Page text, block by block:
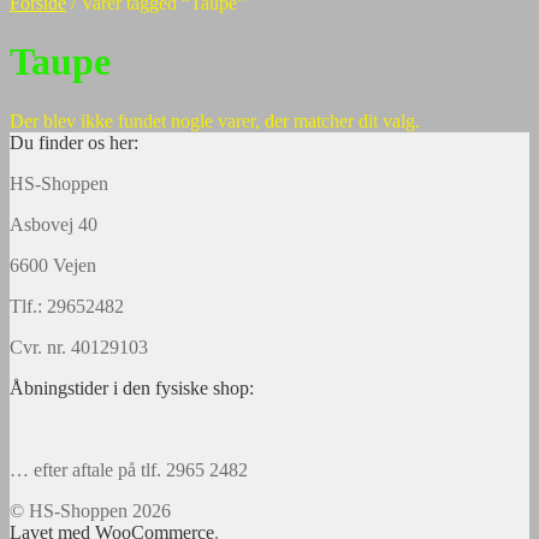
Taupe
Der blev ikke fundet nogle varer, der matcher dit valg.
Du finder os her:
HS-Shoppen
Asbovej 40
6600 Vejen
Tlf.: 29652482
Cvr. nr. 40129103
Åbningstider i den fysiske shop:
… efter aftale på tlf. 2965 2482
© HS-Shoppen 2026
Lavet med WooCommerce.